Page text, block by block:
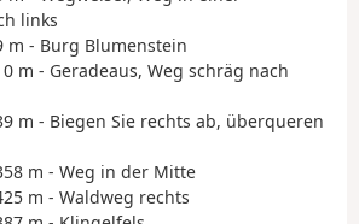
links
m - Burg Blumenstein
m - Geradeaus, Weg schräg nach
m - Biegen Sie rechts ab, überqueren
m - Weg in der Mitte
m - Waldweg rechts